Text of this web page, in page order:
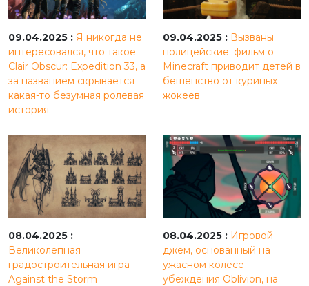
09.04.2025 : Я никогда не
интересовался, что такое
Clair Obscur: Expedition 33, а
за названием скрывается
какая-то безумная ролевая
история.
09.04.2025 : Вызваны
полицейские: фильм о
Minecraft приводит детей в
бешенство от куриных
жокеев
08.04.2025 :
Великолепная
градостроительная игра
Against the Storm
08.04.2025 : Игровой
джем, основанный на
ужасном колесе
убеждения Oblivion, на